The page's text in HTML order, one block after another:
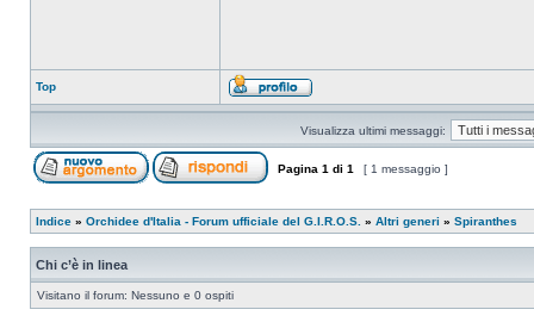
Top
Visualizza ultimi messaggi:
Pagina 1 di 1 [ 1 messaggio ]
Indice » Orchidee d'Italia - Forum ufficiale del G.I.R.O.S. » Altri generi » Spiranthes
Chi c’è in linea
Visitano il forum: Nessuno e 0 ospiti